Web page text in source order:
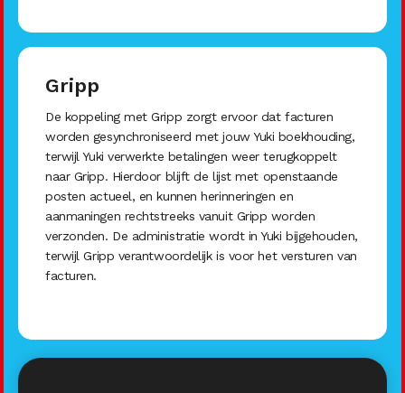
Gripp
De koppeling met Gripp zorgt ervoor dat facturen
worden gesynchroniseerd met jouw Yuki boekhouding,
terwijl Yuki verwerkte betalingen weer terugkoppelt
naar Gripp. Hierdoor blijft de lijst met openstaande
posten actueel, en kunnen herinneringen en
aanmaningen rechtstreeks vanuit Gripp worden
verzonden. De administratie wordt in Yuki bijgehouden,
terwijl Gripp verantwoordelijk is voor het versturen van
facturen.